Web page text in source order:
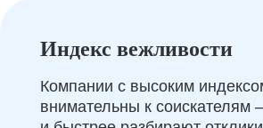
Индекс вежливости
Компании с высоким
внимательны к